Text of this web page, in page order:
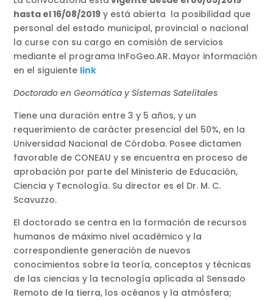
hasta el 16/08/2019 y está abierta la posibilidad que
personal del estado municipal, provincial o nacional
la curse con su cargo en comisión de servicios
mediante el programa InFoGeo.AR. Mayor información
en el siguiente link
Doctorado en Geomática y Sistemas Satelitales
Tiene una duración entre 3 y 5 años, y un
requerimiento de carácter presencial del 50%, en la
Universidad Nacional de Córdoba. Posee dictamen
favorable de CONEAU y se encuentra en proceso de
aprobación por parte del Ministerio de Educación,
Ciencia y Tecnología. Su director es el Dr. M. C.
Scavuzzo.
El doctorado se centra en la formación de recursos
humanos de máximo nivel académico y la
correspondiente generación de nuevos
conocimientos sobre la teoría, conceptos y técnicas
de las ciencias y la tecnología aplicada al Sensado
Remoto de la tierra, los océanos y la atmósfera;